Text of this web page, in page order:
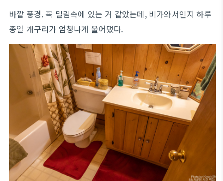
바깥 풍경. 꼭 밀림속에 있는 거 같았는데, 비가와서인지 하루
종일 개구리가 엄청나게 울어댔다.